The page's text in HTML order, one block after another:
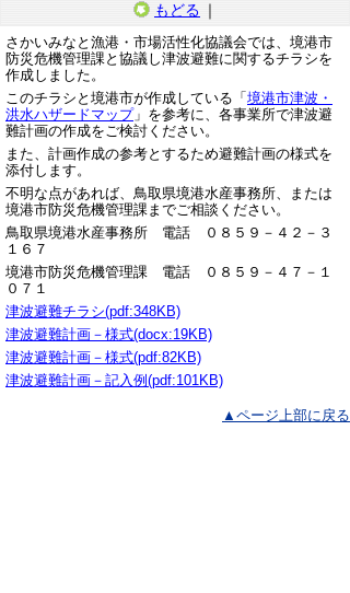
もどる ｜
さかいみなと漁港・市場活性化協議会では、境港市
防災危機管理課と協議し津波避難に関するチラシを
作成しました。
このチラシと境港市が作成している「 境港市津波・
洪水ハザードマップ」を参考に、各事業所で津波避
難計画の作成をご検討ください。
また、計画作成の参考とするため避難計画の様式を
添付します。
不明な点があれば、鳥取県境港水産事務所、または
境港市防災危機管理課までご相談ください。
鳥取県境港水産事務所 電話 ０８５９－４２－３
１６７
境港市防災危機管理課 電話 ０８５９－４７－１
０７１
津波避難チラシ(pdf:348KB)
津波避難計画－様式(docx:19KB)
津波避難計画－様式(pdf:82KB)
津波避難計画－記入例(pdf:101KB)
▲ページ上部に戻る